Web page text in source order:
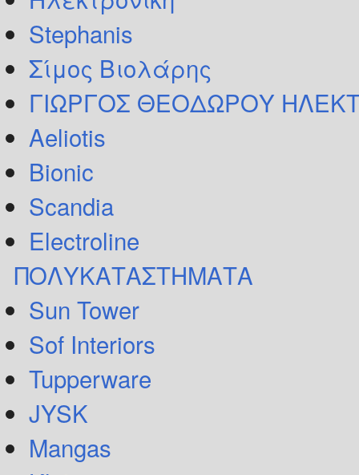
Stephanis
Σίμος Βιολάρης
ΓΙΩΡΓΟΣ ΘΕΟΔΩΡΟΥ
Aeliotis
Bionic
Scandia
Electroline
ΠΟΛΥΚΑΤΑΣΤΗΜΑΤΑ
Sun Tower
Sof Interiors
Tupperware
JYSK
Mangas